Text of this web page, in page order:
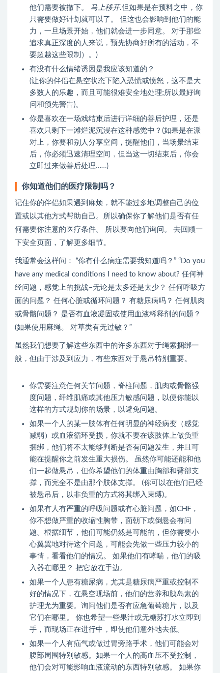
他们需要被撤下。 马上移开.但如果是在预料之中，你
只需要做好计划就可以了。 但这也会影响到他们的能
力，一旦场景开始，他们就会进一步同意。 对于那些
追求真正深度的人来说，预先协商好所有的活动，不
要超越这些限制）。)
有没有什么情绪诱因是我应该知道的？
(让你的伴侣在悬空状态下陷入恐慌或愤怒，这不是大
多数人的乐趣，而且可能很难安全地处理;所以最好询
问和预先警告)。
你是喜欢在一场戏结束后进行详细的善后护理，还是
喜欢只剩下一滩烂泥沉浸在这种感觉中？(如果是在派
对上，你要和别人分享空间，提醒他们，当场景结束
后，你必须迅速清理空间，但当这一切结束后，你会
立即过来做善后处理……)
你知道他们的医疗限制吗？
记住你的伴侣如果遇到麻烦，就不能过多地调整自己的位
置或以其他方式帮助自己。所以确保你了解他们是否有任
何需要你注意的医疗条件。 所以要向他们询问。 去回顾一
下安全页面，了解更多细节。
我通常会这样问： “你有什么病症需要我知道吗？” “Do you
have any medical conditions I need to know about? 任何神
经问题，感觉上的挑战–无论是太多还是太少？ 任何呼吸方
面的问题？ 任何心脏或循环问题？ 有糖尿病吗？ 任何肌肉
或骨骼问题？ 是否有血液凝固或使用血液稀释剂的问题？
(如果使用麻绳。 对草类有无过敏？”
虽然我们想要了解这些东西中的许多东西对于绳索捆绑一
般，但由于涉及到应力，有些东西对于悬吊特别重要。
你需要注意任何关节问题，脊柱问题，肌肉或骨骼强
度问题，纤维肌痛或其他压力敏感问题，以便你能以
这样的方式规划你的场景，以避免问题。
如果一个人的某一肢体有任何明显的神经病变（感觉
减弱）或血液循环受损，你就不要在该肢体上做负重
捆绑，他们将不太能够判断是否有问题发生，并且可
能在提醒你之前发生重大损伤。 虽然你可能还能和他
们一起做悬吊，但你希望他们的体重由胸部和臀部支
撑，而完全不是由那个肢体支撑。 (你可以在他们已经
被悬吊后，以非负重的方式将其绑入束缚)。
如果有人有严重的呼吸问题或有心脏问题，如CHF，
你不想做严重的收缩性胸带，面朝下或倒悬会有问
题。根据细节，他们可能仍然是可能的，但你需要小
心翼翼地对待这个问题，可能会先做一些压力较小的
事情，看看他们的情况。 如果他们有哮喘，他们的吸
入器在哪里？ 把它放在手边。
如果一个人患有糖尿病，尤其是糖尿病严重或控制不
好的情况下，在悬空现场前，他们的营养和胰岛素的
护理尤为重要。询问他们是否有应急葡萄糖片，以及
它们在哪里。 你也希望一些果汁或无糖苏打水立即到
手，而现场正在进行中，即使他们意外地去低。
如果一个人有疝气或做过胃旁路手术，他们可能会对
腹部周围特别敏感。如果一个人的高血压不受控制，
他们会对可能影响血液流动的东西特别敏感。 如果你